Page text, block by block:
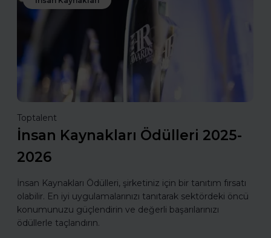
Toptalent
İnsan Kaynakları Ödülleri 2025-
2026
İnsan Kaynakları Ödülleri, şirketiniz için bir tanıtım fırsatı
olabilir. En iyi uygulamalarınızı tanıtarak sektördeki öncü
konumunuzu güçlendirin ve değerli başarılarınızı
ödüllerle taçlandırın.